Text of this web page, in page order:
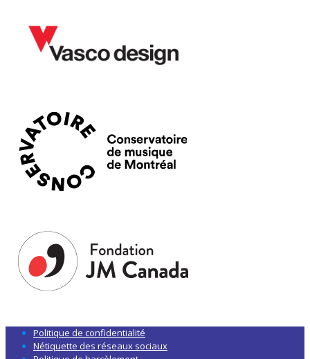
Politique de confidentialité
Nétiquette des réseaux sociaux